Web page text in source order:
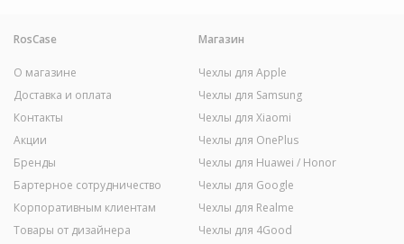
RosCase
О магазине
Доставка и оплата
Контакты
Акции
Бренды
Бартерное сотрудничество
Корпоративным клиентам
Товары от дизайнера
Магазин
Чехлы для Apple
Чехлы для Samsung
Чехлы для Xiaomi
Чехлы для OnePlus
Чехлы для Huawei / Honor
Чехлы для Google
Чехлы для Realme
Чехлы для 4Good